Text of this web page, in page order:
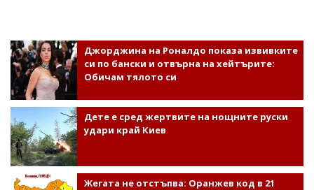
Джорджина на Роналдо показа извивките
си по бански и отвърна на хейтърите:
Обичам тялото си
Дете е сред жертвите на нощните руски
удари край Киев
Жегата не отстъпва: Оранжев код в 21